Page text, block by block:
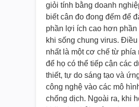
giỏi tính bằng doanh
biết cân đo đong đếm để
phần lợi ích cao hơn phần
khi sống chung virus. Điều
nhất là một cơ chế từ
để họ có thể tiếp cận các
thiết, tự do sáng tạo và
công nghệ vào các mô
chống dịch. Ngoài ra, khi